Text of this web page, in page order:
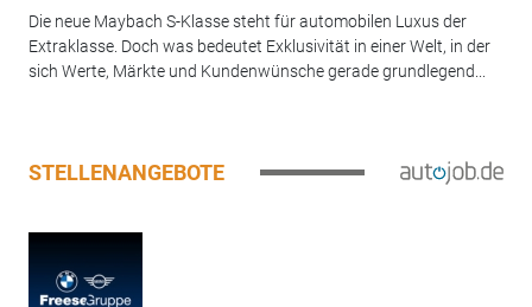
Die neue Maybach S-Klasse steht für automobilen Luxus der
Extraklasse. Doch was bedeutet Exklusivität in einer Welt, in der
sich Werte, Märkte und Kundenwünsche gerade grundlegend...
STELLENANGEBOTE